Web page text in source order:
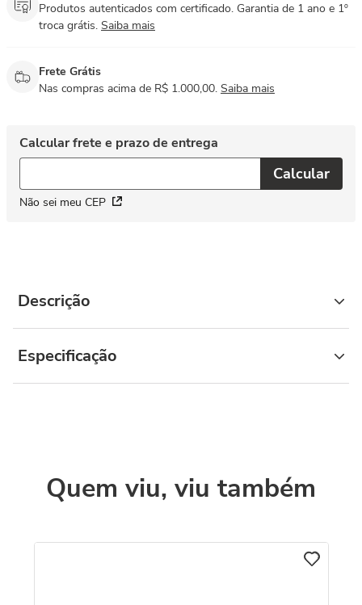
Produtos autenticados com certificado. Garantia de 1 ano e 1º
troca grátis. Saiba mais
Frete Grátis
Nas compras acima de R$ 1.000,00. Saiba mais
Não sei meu CEP
Descrição
Especificação
Quem viu, viu também